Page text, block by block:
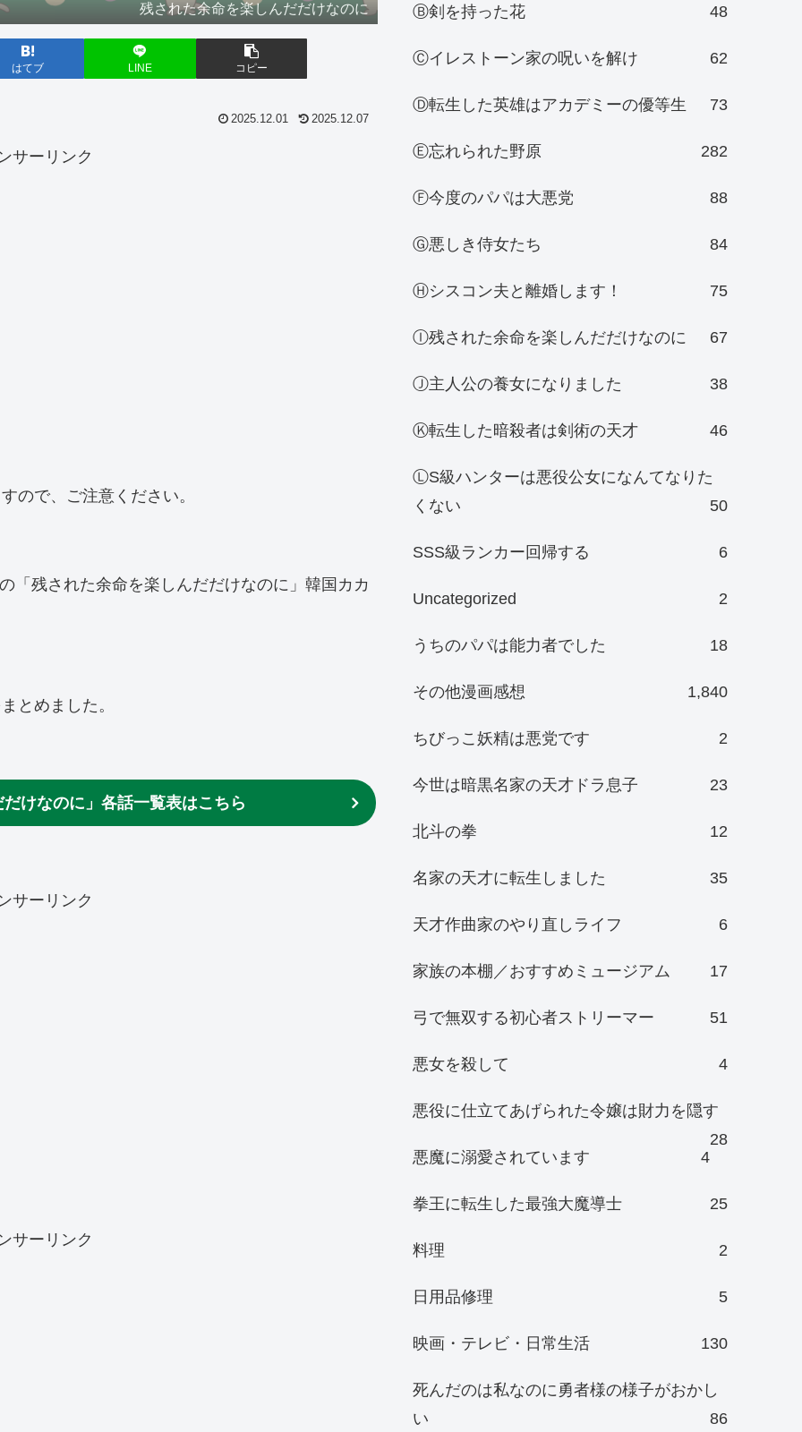
残された余命を楽しんだだけなのに
はてブ LINE コピー
2025.12.01 2025.12.07
サーリンク
ので、ご注意ください。
「残された余命を楽しんだだけなのに」韓国カカ
とめました。
だけなのに」各話一覧表はこちら
サーリンク
サーリンク
Ⓑ剣を持った花 48
Ⓒイレストーン家の呪いを解け 62
Ⓓ転生した英雄はアカデミーの優等生 73
Ⓔ忘れられた野原 282
Ⓕ今度のパパは大悪党 88
Ⓖ悪しき侍女たち 84
Ⓗシスコン夫と離婚します！ 75
Ⓘ残された余命を楽しんだだけなのに 67
Ⓙ主人公の養女になりました 38
Ⓚ転生した暗殺者は剣術の天才 46
ⓁS級ハンターは悪役公女になんてなりた
くない
50
SSS級ランカー回帰する 6
Uncategorized 2
うちのパパは能力者でした 18
その他漫画感想 1,840
ちびっこ妖精は悪党です 2
今世は暗黒名家の天才ドラ息子 23
北斗の拳 12
名家の天才に転生しました 35
天才作曲家のやり直しライフ 6
家族の本棚／おすすめミュージアム 17
弓で無双する初心者ストリーマー 51
悪女を殺して 4
悪役に仕立てあげられた令嬢は財力を隠す
28
悪魔に溺愛されています
4
拳王に転生した最強大魔導士 25
料理 2
日用品修理 5
映画・テレビ・日常生活 130
死んだのは私なのに勇者様の様子がおかし
い
86